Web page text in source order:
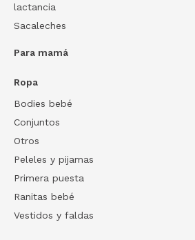
lactancia
Sacaleches
Para mamá
Ropa
Bodies bebé
Conjuntos
Otros
Peleles y pijamas
Primera puesta
Ranitas bebé
Vestidos y faldas